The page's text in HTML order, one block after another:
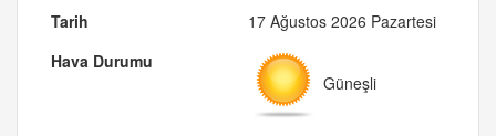
17 Ağustos 2026 Pazartesi
Güneşli